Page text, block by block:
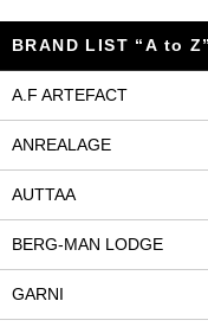
BRAND LIST “A to Z”
A.F ARTEFACT
ANREALAGE
AUTTAA
BERG-MAN LODGE
GARNI